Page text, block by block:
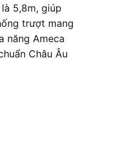
5,8m, giúp
trượt mang
năng Ameca
Châu Âu